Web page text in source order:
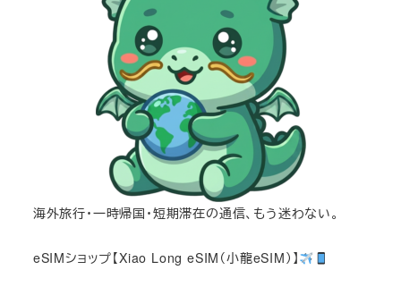
海外旅行・一時帰国・短期滞在の通信、もう迷わない。
eSIMショップ【Xiao Long eSIM（小龍eSIM）】